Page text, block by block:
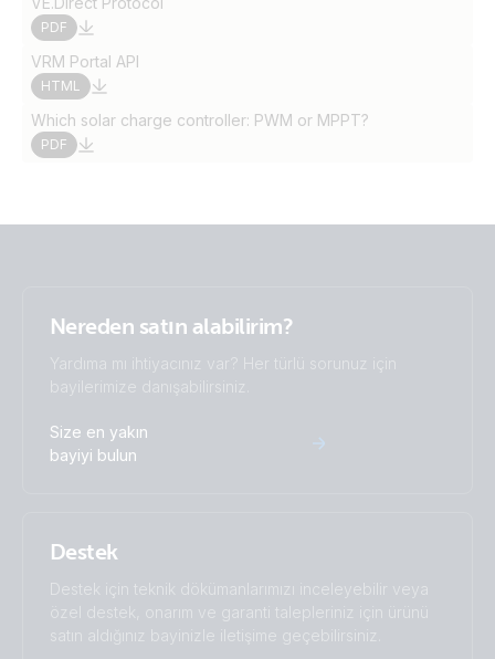
PDF
VRM Portal API
HTML
Which solar charge controller: PWM or MPPT?
PDF
Nereden satın alabilirim?
Yardıma mı ihtiyacınız var? Her türlü sorunuz için
bayilerimize danışabilirsiniz.
Size en yakın
bayiyi bulun
Destek
Destek için teknik dökümanlarımızı inceleyebilir veya
özel destek, onarım ve garanti talepleriniz için ürünü
satın aldığınız bayinizle iletişime geçebilirsiniz.